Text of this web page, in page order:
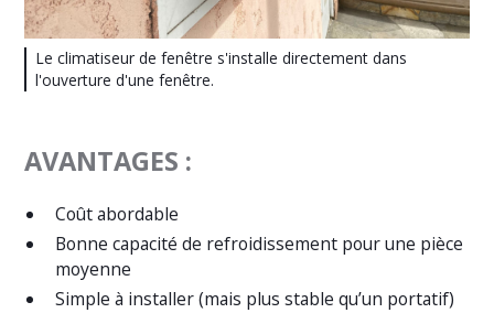
Le climatiseur de fenêtre s'installe directement dans
l'ouverture d'une fenêtre.
AVANTAGES :
Coût abordable
Bonne capacité de refroidissement pour une pièce
moyenne
Simple à installer (mais plus stable qu’un portatif)